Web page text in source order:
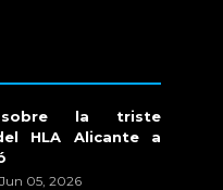
sobre la triste
HLA Alicante a
Jun 05, 2026